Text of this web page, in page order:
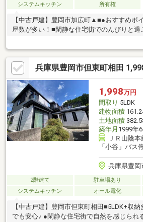
システムキッチン
所有権
【中古戸建】豊岡市加広町▲■●おすすめポ
屋数が多い！■閑静な住宅街でのんびりと過
豊岡市立但東中学校：車10分（7000ｍ）ミ
車11分（8300ｍ）但東中山郵便局：徒歩5
庫 但東支店：車11分（8100ｍ）現地案内
す！是非、お問い合わせください。
兵庫県豊岡市但東町相田
1,998万円
間取り 5LDK
建物面積
土地面積
築年月 1999年
ＪＲ山陰
「小谷」バス
兵庫県豊岡
2階建て 駐車場あり
システムキッチン
オール電化
【中古戸建】豊岡市但東町相田■5LDK+収
でも安心♪ ●閑静な住宅街で自然を感じられ